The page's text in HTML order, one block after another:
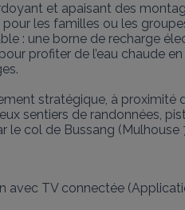
et apaisant des
les familles ou les
: une borne de recharge
profiter de l’eau chaude
stratégique, à
sentiers de randonnées,
le col de Bussang (Mulhouse
avec TV connectée